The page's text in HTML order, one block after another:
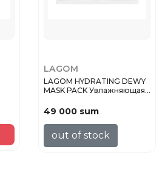
LAGOM
LAGOM HYDRATING DEWY
MASK PACK Увлажняющая
49 000 sum
out of stock